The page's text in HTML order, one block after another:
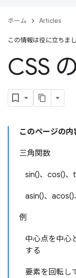
ホーム Articles
この情報は役に立ちま
CSS
このページの内
三角関数
sin()、cos()、
asin()、
例
中心点を中心
する
要素を回転し